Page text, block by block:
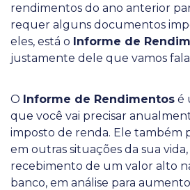
rendimentos do ano anterior
requer alguns documentos
eles, está o Informe de
justamente dele que vamos
O Informe de Rendimentos é
que você vai precisar
imposto de renda. Ele também
em outras situações da sua
recebimento de um valor alto
banco, em análise para